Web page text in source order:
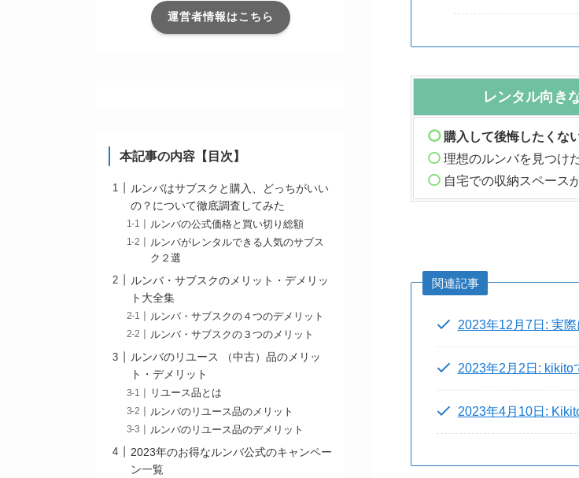
レンタル向き
購入 して後悔したくな
理想のルンバを見つけ
自宅での収納スペース
関連記事
2023年12月7日: 実
2023年2月2日: kikito
2023年4月10日:
運営者情報はこちら
本記事の内容【目次】
ルンバはサブスクと購入、どっちがいい
の？について徹底調査してみた
ルンバの公式価格と買い切り総額
ルンバがレンタルできる人気のサブス
ク２選
ルンバ・サブスクのメリット・デメリッ
ト大全集
ルンバ・サブスクの４つのデメリット
ルンバ・サブスクの３つのメリット
ルンバのリユース （中古）品のメリッ
ト・デメリット
リユース品とは
ルンバのリユース品のメリット
ルンバのリユース品のデメリット
2023年のお得なルンバ公式のキャンペー
ン一覧